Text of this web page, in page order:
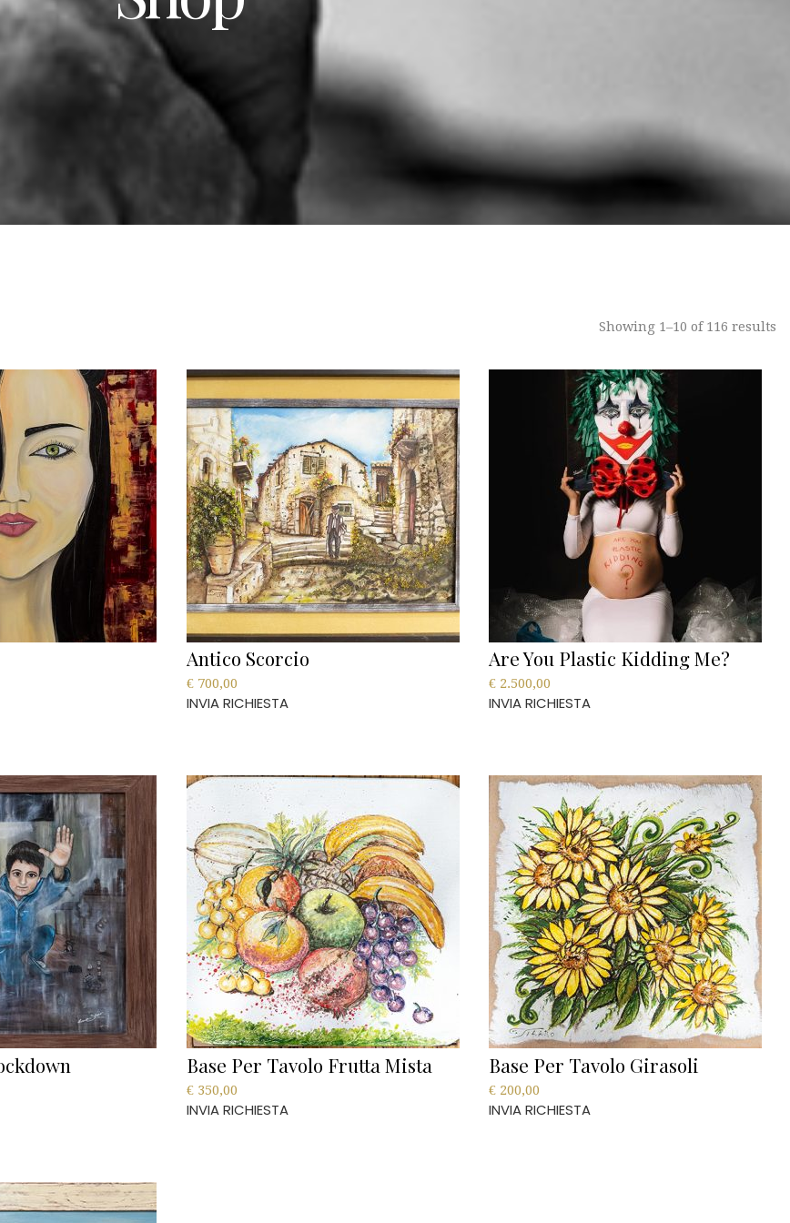
Showing 1–10 of 116 results
Antico Scorcio
€700,00
INVIA RICHIESTA
Are You Plastic Kidding Me?
€ 2.500,00
INVIA RICHIESTA
Base Per Tavolo Frutta Mista
€350,00
INVIA RICHIESTA
Base Per Tavolo Girasoli
€ 200,00
INVIA RICHIESTA